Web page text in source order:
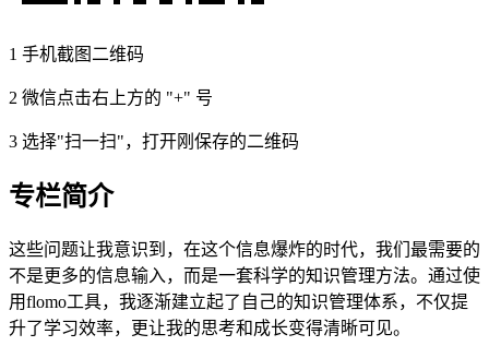
1 手机截图二维码
2 微信点击右上方的 "+" 号
3 选择"扫一扫"，打开刚保存的二维码
专栏简介
这些问题让我意识到，在这个信息爆炸的时代，我们最需要的
不是更多的信息输入，而是一套科学的知识管理方法。通过使
用flomo工具，我逐渐建立起了自己的知识管理体系，不仅提
升了学习效率，更让我的思考和成长变得清晰可见。